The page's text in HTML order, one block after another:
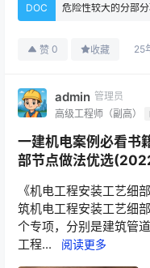
DOC
赞 0 收藏 25
admin 管理员
高级工程师（副高）
一建机电案例必看书
部节点做法优选
《机电工程安装工艺细
筑机电工程安装工艺细
个专项，分别是建筑管
工程...
阅读更多